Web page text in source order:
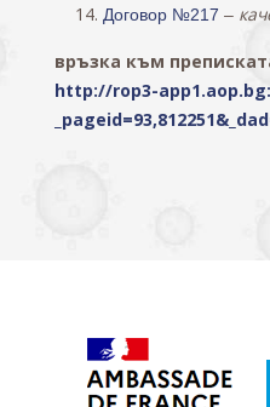
Договор №217 –
връзка към
http://rop3-